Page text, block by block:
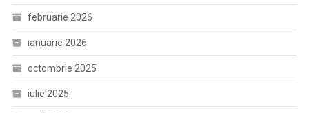
februarie 2026
ianuarie 2026
octombrie 2025
iulie 2025